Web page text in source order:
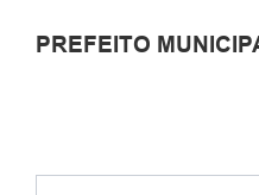
PREFEITO